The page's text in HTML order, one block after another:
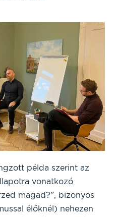
példa szerint az
vonatkozó
magad?”, bizonyos
élőknél) nehezen